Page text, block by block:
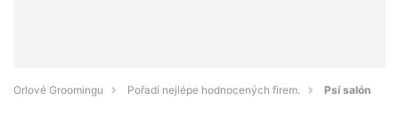
Orlové Groomingu Pořadí nejlépe hodnocených firem. Psí salón